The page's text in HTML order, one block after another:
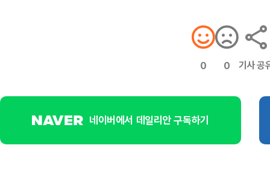
0 0 기사 공
네이버에서 데일리안 구독하기